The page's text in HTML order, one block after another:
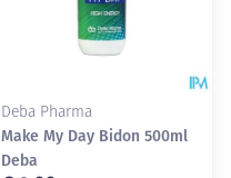
Deba Pharma
Make My Day Bidon 500ml
Deba